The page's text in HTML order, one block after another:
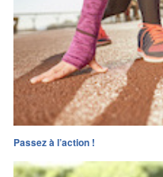
Passez à l’action !